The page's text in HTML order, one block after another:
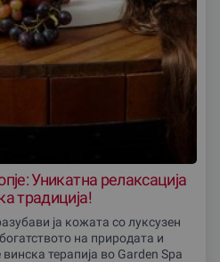
Уникатна релаксација
традиција!
ја кожата со луксузен
на природата и
терапија во Garden Spa